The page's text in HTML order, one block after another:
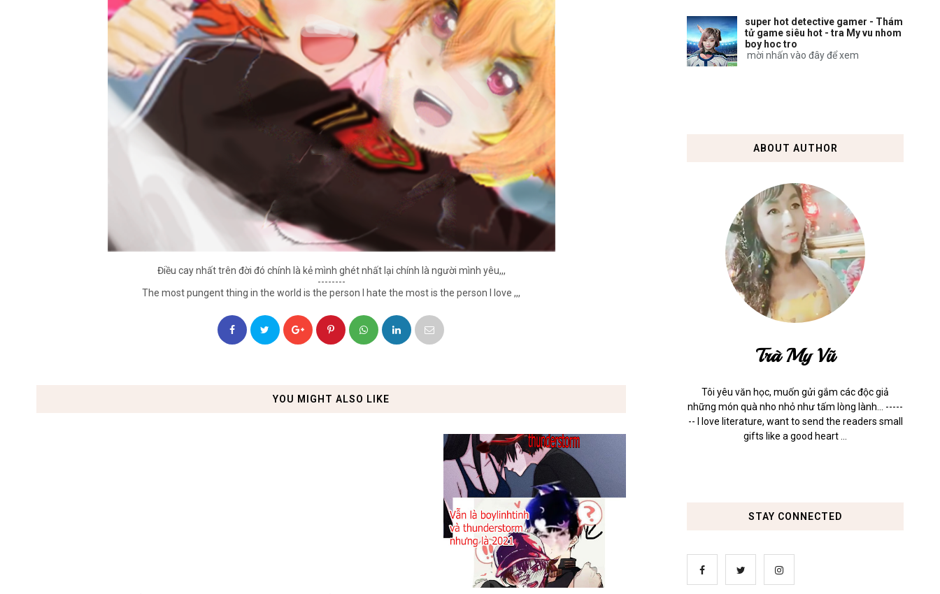
Điều cay nhất trên đời đó chính là kẻ mình ghét nhất lại chính là người mình yêu,,,
--------
The most pungent thing in the world is the person I hate the most is the person I love ,,,
YOU MIGHT ALSO LIKE
super hot detective gamer - Thám
tử game siêu hot - tra My vu nhom
boy hoc tro
mời nhấn vào đây để xem
ABOUT AUTHOR
Trà My Vũ
Tôi yêu văn học, muốn gửi gắm các độc giả
những món quà nho nhỏ như tấm lòng lành... -----
-- I love literature, want to send the readers small
gifts like a good heart ...
STAY CONNECTED